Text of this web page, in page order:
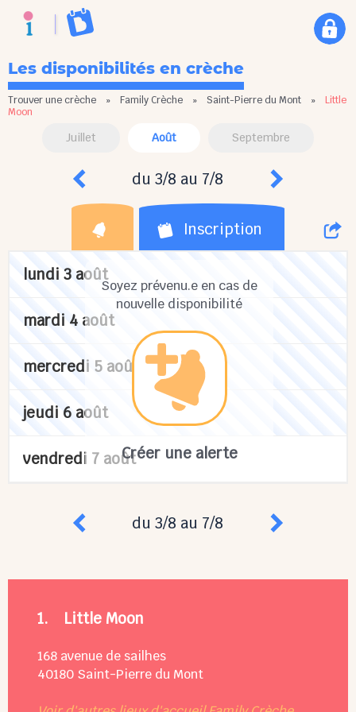
Les disponibilités en crèche
Trouver une crèche » Family Crèche » Saint-Pierre du Mont » Little
Moon
Juillet Août Septembre
du 3/8 au 7/8
Inscription
Soyez prévenu.e en cas de
nouvelle disponibilité
Créer une alerte
lundi 3 août
mardi 4 août
mercredi 5 août
jeudi 6 août
vendredi 7 août
du 3/8 au 7/8
1. Little Moon
168 avenue de sailhes
40180 Saint-Pierre du Mont